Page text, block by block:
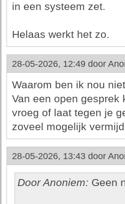
in een systeem zet.
Helaas werkt het zo.
28-05-2026, 12:49 door
Waarom ben ik nou
Van een open gesprek
vroeg of laat tegen je
zoveel mogelijk
28-05-2026, 13:43 door
Door Anoniem: Geen